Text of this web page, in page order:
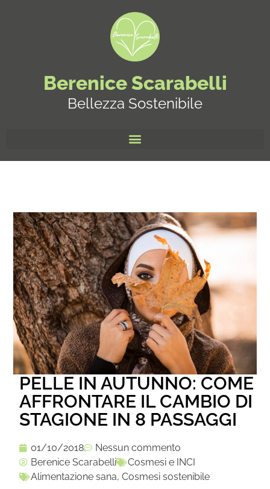
Berenice Scarabelli
Bellezza Sostenibile
PELLE IN AUTUNNO: COME
AFFRONTARE IL CAMBIO DI
STAGIONE IN 8 PASSAGGI
01/10/2018
Nessun commento
Berenice Scarabelli
Cosmesi e INCI
Alimentazione sana,Cosmesi sostenibile